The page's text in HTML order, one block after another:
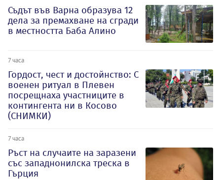
Съдът във Варна образува 12
дела за премахване на сгради
в местността Баба Алино
7 часа
Гордост, чест и достойнство: С
военен ритуал в Плевен
посрещнаха участниците в
контингента ни в Косово
(СНИМКИ)
7 часа
Ръст на случаите на заразени
със западнонилска треска в
Гърция